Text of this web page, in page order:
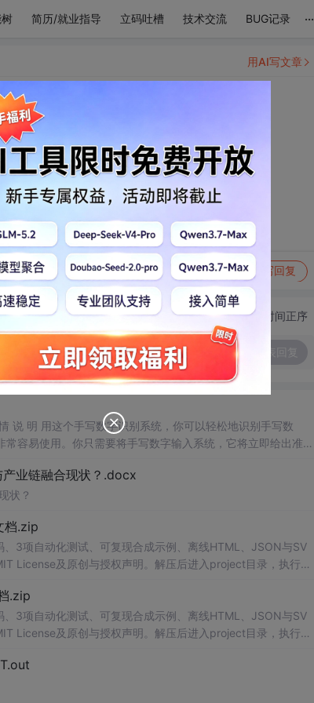
简历/就业指导 立码吐槽 技术交流 BUG记录 ...
朝朝暮暮，千秋万代。
动态 举报 写回复
用AI写文章
切换为时间正序
说 明 用这个手写数字识别系统，你可以轻松地识别手写数
容易使用。你只需要将手写数字输入系统，它将立即给出准确
业链融合现状？.docx
状？
档.zip
3项自动化测试、可复现合成示例、离线HTML、JSON与SV
License及原创与授权声明。解压后进入project目录，执行np
AI应用工程、测试审计和课程实践。
.zip
3项自动化测试、可复现合成示例、离线HTML、JSON与SV
License及原创与授权声明。解压后进入project目录，执行np
AI应用工程、测试审计和课程实践。